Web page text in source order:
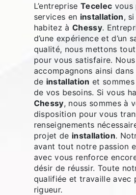
L’entreprise Tecelec vous
services en installation,
habitez àChessy.
d’une expérience et d’un
qualité, nous mettons
pour vous satisfaire.
accompagnons ainsi
de installation et sommes
de vos besoins. Si vous
Chessy, nous sommes à
disposition pour vous
renseignements
projet de installation.
avant tout notre passion
avec vous renforce
désir de réussir. Toute
qualifiée et travaille avec
rigueur.